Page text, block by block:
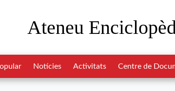
Ateneu
Notícies Activitats Centre de